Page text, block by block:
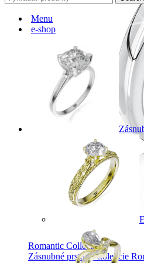
Romantic Collection
Zásnubné prstne z kolekcie
Menu
e-shop